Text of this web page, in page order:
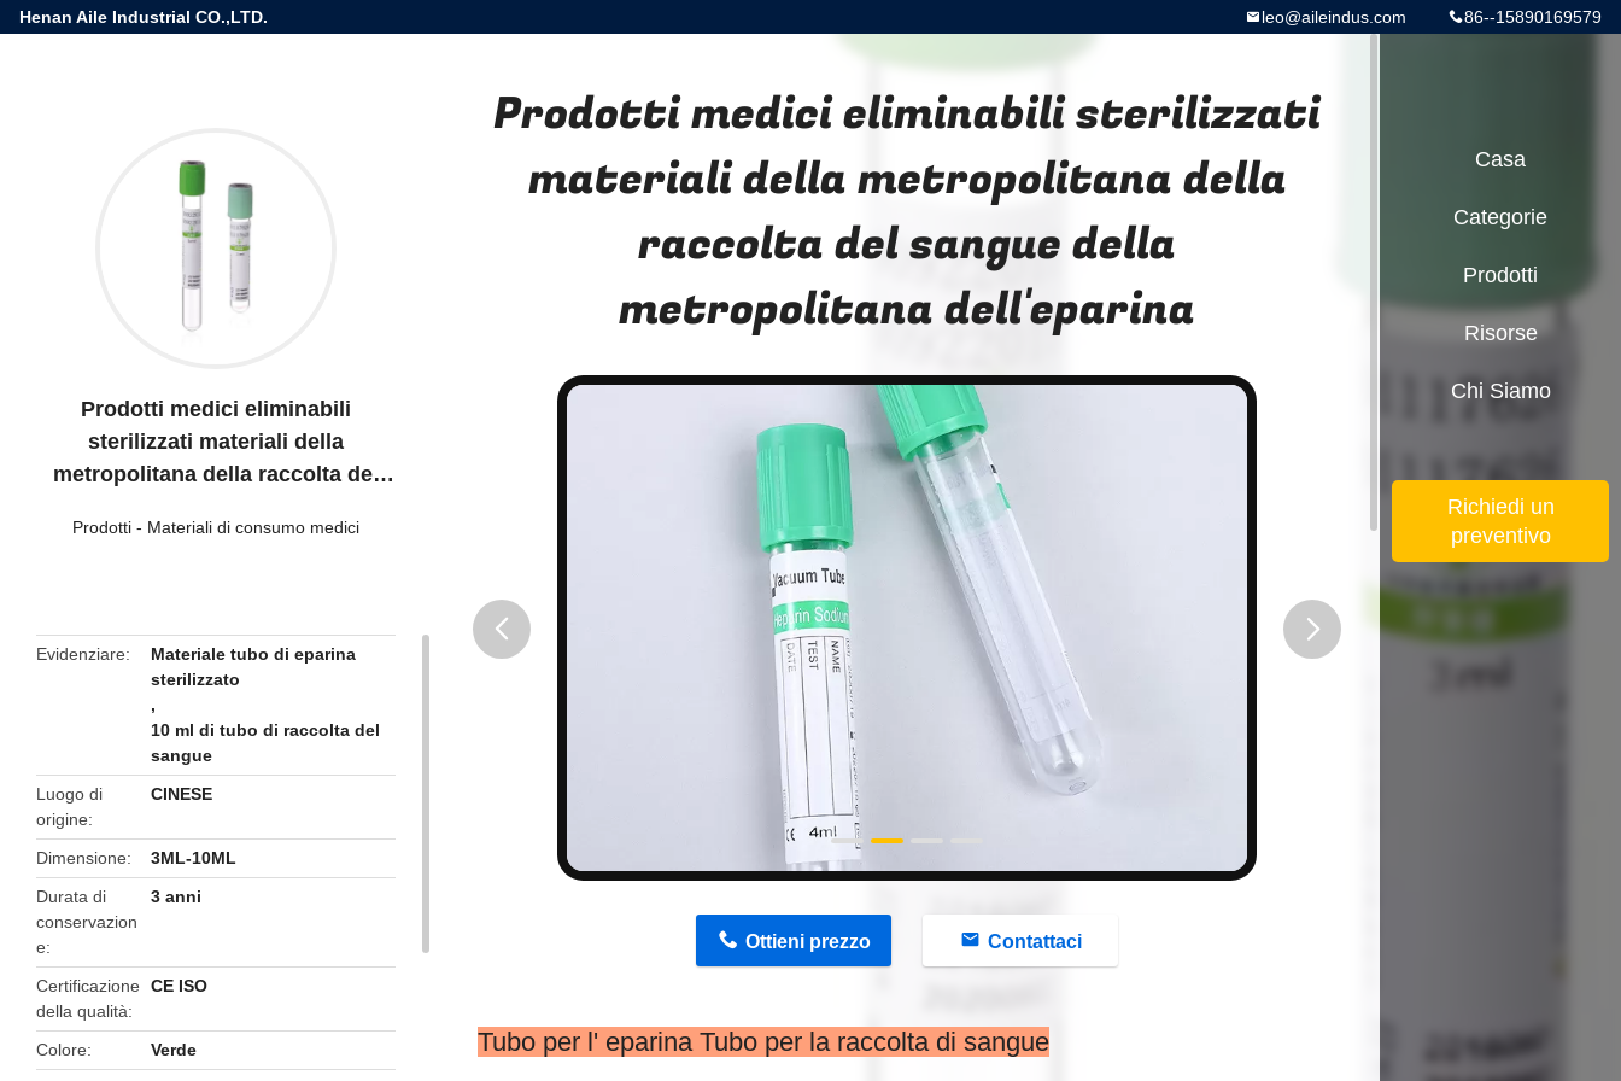
Henan Aile Industrial CO.,LTD. 86--15890169579
leo@aileindus.com
Prodotti medici eliminabili
sterilizzati materiali della
metropolitana della raccolta del
dell'eparina
Prodotti - Materiali di consumo medici
Evidenziare
Materiale tubo di eparina
sterilizzato
,
10 ml di tubo di raccolta del
sangue
Luogo di
origine
CINESE
Dimensione
3ML-10ML
Durata di
conservazion
e
3 anni
Certificazione
della qualità
CE ISO
Colore
Verde
Prodotti medici eliminabili sterilizzati
materiali della metropolitana della
raccolta del sangue della
metropolitana dell'eparina
Ottieni prezzo Contattaci
Tubo per l' eparina Tubo per la raccolta di sangue
Casa
Categorie
Prodotti
Risorse
Chi Siamo
Richiedi un
preventivo